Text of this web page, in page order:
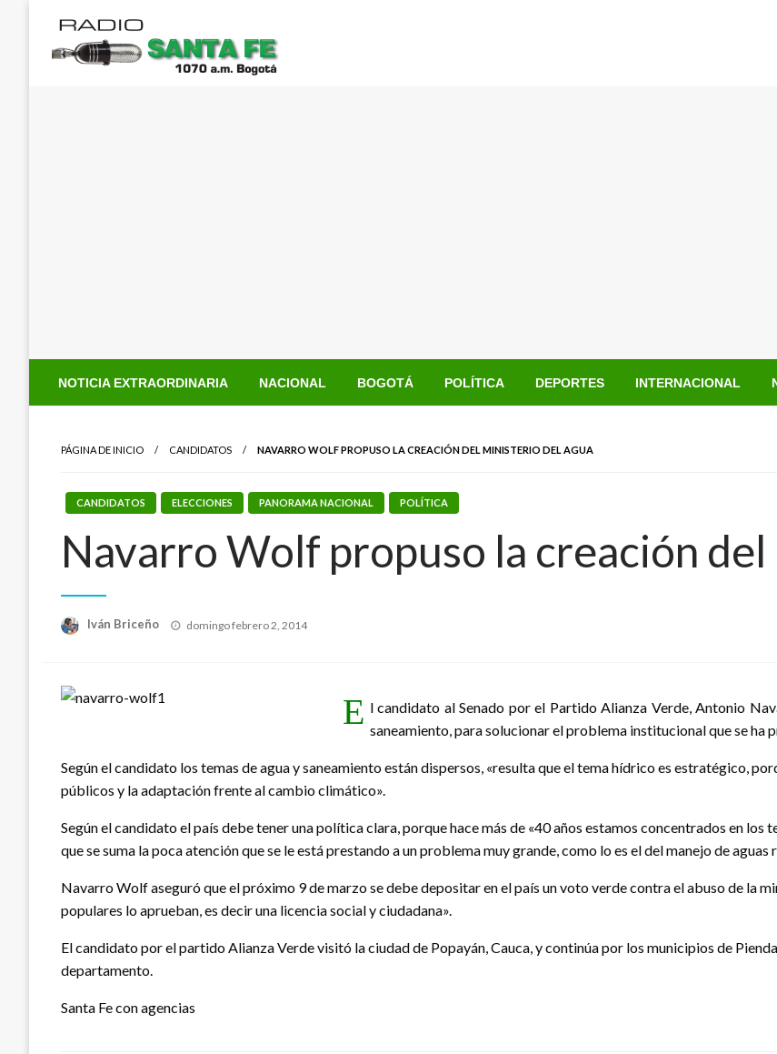
contenido
NOTICIA EXTRAORDINARIA NACIONAL BOGOTÁ POLÍTICA DEPORTES INTERNACIONAL
PÁGINA DE INICIO CANDIDATOS NAVARRO WOLF PROPUSO LA CREACIÓN DEL MINISTERIO DEL AGUA
CANDIDATOS ELECCIONES PANORAMA NACIONAL POLÍTICA
Navarro Wolf propuso la creación
Iván Briceño
Publicado
domingo febrero 2, 2014
E l candidato al Senado por el Partido Alianza Verde, Antonio
saneamiento, para solucionar el problema institucional que se ha
Según el candidato los temas de agua y saneamiento están dispersos, «resulta que el tema hídrico es estratégico,
públicos y la adaptación frente al cambio climático».
Según el candidato el país debe tener una política clara, porque hace más de «40 años estamos concentrados en los
que se suma la poca atención que se le está prestando a un problema muy grande, como lo es el del manejo de aguas
Navarro Wolf aseguró que el próximo 9 de marzo se debe depositar en el país un voto verde contra el abuso de la
populares lo aprueban, es decir una licencia social y ciudadana».
El candidato por el partido Alianza Verde visitó la ciudad de Popayán, Cauca, y continúa por los municipios de
departamento.
Santa Fe con agencias